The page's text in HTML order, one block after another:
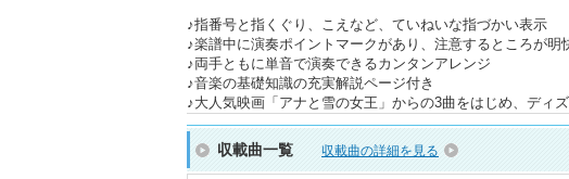
♪指番号と指くぐり、こえなど、ていねいな指づかい表示
♪楽譜中に演奏ポイントマークがあり、注意するところが明
♪両手ともに単音で演奏できるカンタンアレンジ
♪音楽の基礎知識の充実解説ページ付き
♪大人気映画「アナと雪の女王」からの3曲をはじめ、ディ
収載曲一覧 収載曲の詳細を見る